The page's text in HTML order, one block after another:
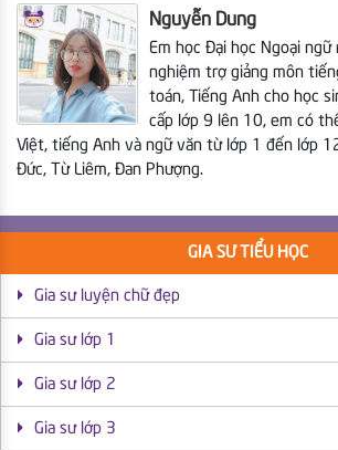
Nguyễn Dung
Em học Đại học Ngoại
nghiệm trợ giảng môn
toán, Tiếng Anh cho học
cấp lớp 9 lên 10, em có
Việt, tiếng Anh và ngữ văn từ lớp 1 đến lớp
Đức, Từ Liêm, Đan Phượng.
GIA SƯ TIỂU HỌC
Gia sư luyện chữ đẹp
Gia sư lớp 1
Gia sư lớp 2
Gia sư lớp 3